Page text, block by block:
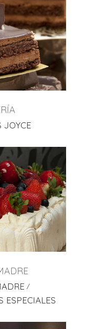
JOYCE
ESPECIALES